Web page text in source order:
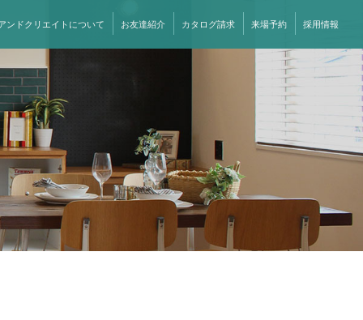
ンドクリエイトについて お友達紹介 カタログ請求 来場予約 採用情報